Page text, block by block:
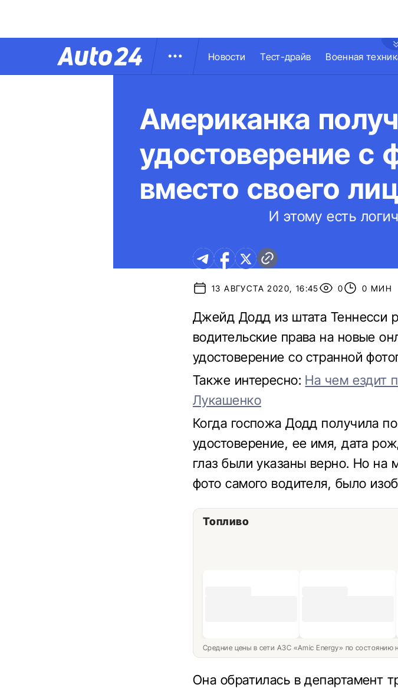
Новости Тест-драйв Военная
Американка
удостоверение с
вместо своего
И этому есть
13 АВГУСТА 2020, 16:45 0 0 МИН
Джейд Додд из штата Теннесси
водительские права на новые
удостоверение со странной
Также интересно: На чем ездит
Лукашенко
Когда госпожа Додд получила
удостоверение, ее имя, дата
глаз были указаны верно. Но на
фото самого водителя, было
Топливо
Средние цены в сети АЗС «Amic Energy» по состоянию
Она обратилась в департамент